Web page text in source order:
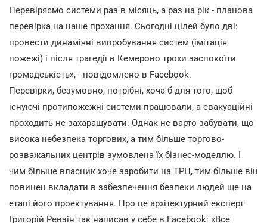
Перевіряємо системи раз в місяць, а раз на рік - планова
перевірка на наше прохання. Сьогодні цілей було дві:
провести динамічні випробування систем (імітація
пожежі) і після трагедії в Кемерово трохи заспокоїти
громадськість», - повідомлено в Facebook.
Перевірки, безумовно, потрібні, хоча б для того, щоб
існуючі протипожежні системи працювали, а евакуаційні
проходить не захаращувати. Однак не варто забувати, що
висока небезпека торгових, а тим більше торгово-
розважальних центрів зумовлена їх бізнес-моделлю. І
чим більше власник хоче заробити на ТРЦ, тим більше він
повинен вкладати в забезпечення безпеки людей ще на
етапі його проектування. Про це архітектурний експерт
Григорій Ревзін так написав у себе в Facebook: «Все